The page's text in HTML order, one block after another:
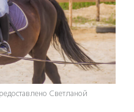
Светланой